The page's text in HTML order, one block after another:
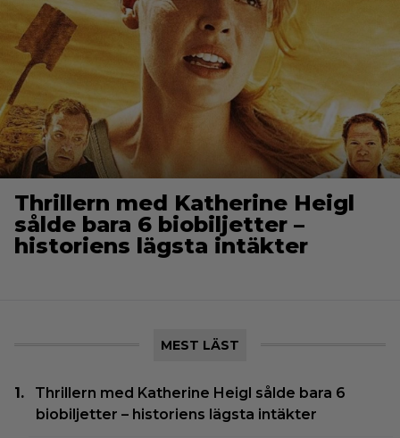
Thrillern med Katherine Heigl
sålde bara 6 biobiljetter –
historiens lägsta intäkter
MEST LÄST
Thrillern med Katherine Heigl sålde bara 6
biobiljetter – historiens lägsta intäkter